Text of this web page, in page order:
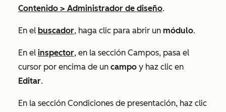
Contenido > Administrador de diseño.
En el buscador, haga clic para abrir un módulo.
En el inspector, en la sección Campos, pasa el
cursor por encima de un campo y haz clic en
Editar.
En la sección Condiciones de presentación, haz clic